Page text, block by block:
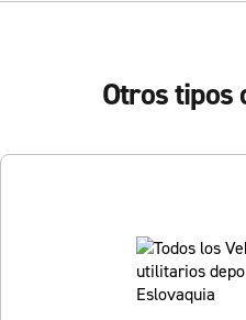
Otros tipos